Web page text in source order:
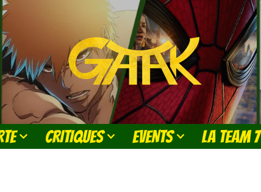
CRITIQUES EVENTS LA TEAM 7